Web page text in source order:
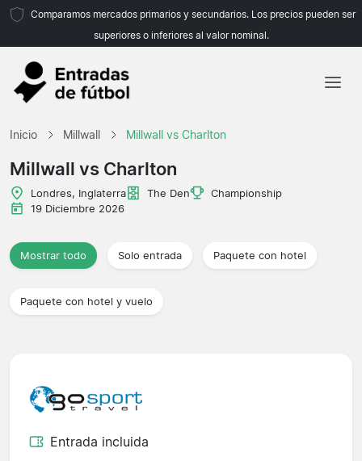
Comparamos mercados primarios y secundarios. Los precios pueden ser
superiores o inferiores al valor nominal.
Inicio Millwall Millwall vs Charlton
Millwall vs Charlton
Londres, Inglaterra The Den
Championship
19 Diciembre 2026
Mostrar todo Solo entrada Paquete con hotel
Paquete con hotel y vuelo
Entrada incluida